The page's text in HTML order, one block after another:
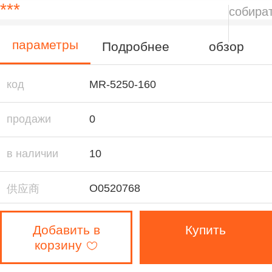
***
параметры Подробнее обзор
код MR-5250-160
продажи 0
в наличии 10
供应商 O0520768
артикул（编
Добавить в
корзину
Купить